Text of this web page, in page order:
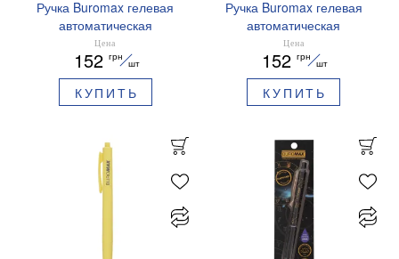
Ручка Buromax гелевая
автоматическая
PRESTIGE SILVER 0,5 мм
синие чернила BM.83102
Цена
152 грн
шт
КУПИТЬ
Ручка Buromax гелевая
автоматическая
PRESTIGE GOLD 0,5 мм
синие чернила BM.83101
Цена
152 грн
шт
КУПИТЬ